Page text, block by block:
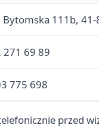
Bytomska 111b,
271 69 89
775 698
przed